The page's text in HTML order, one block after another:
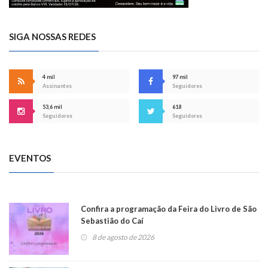
SIGA NOSSAS REDES
4 mil
Assinantes
97 mil
Seguidores
53,6 mil
Seguidores
618
Seguidores
EVENTOS
Confira a programação da Feira do Livro de São
Sebastião do Caí
8 de agosto de 2026